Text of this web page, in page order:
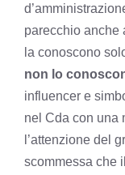
parecchio anche
la conoscono
non lo
influencer e
nel Cda con una
l’attenzione del
scommessa che